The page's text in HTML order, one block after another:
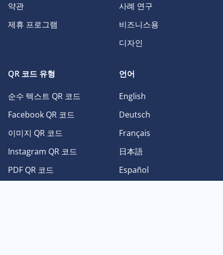
약관
제휴 프로그램
사례 연구
비즈니스용
디자인
QR 코드 유형
순수 텍스트 QR 코드
Facebook QR 코드
이미지 QR 코드
Instagram QR 코드
PDF QR 코드
언어
English
Deutsch
Français
日本語
Español